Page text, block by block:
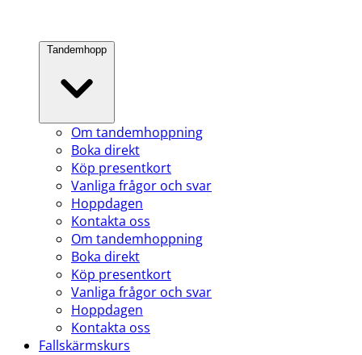
Tandemhopp
Om tandemhoppning
Boka direkt
Köp presentkort
Vanliga frågor och svar
Hoppdagen
Kontakta oss
Om tandemhoppning
Boka direkt
Köp presentkort
Vanliga frågor och svar
Hoppdagen
Kontakta oss
Fallskärmskurs